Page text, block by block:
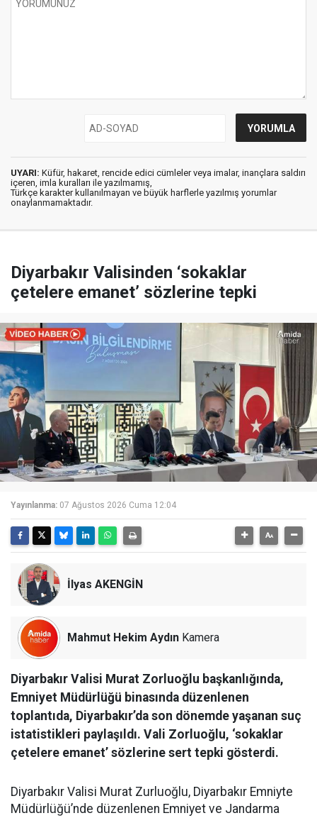
UYARI: Küfür, hakaret, rencide edici cümleler veya imalar, inançlara saldırı
içeren, imla kuralları ile yazılmamış,
Türkçe karakter kullanılmayan ve büyük harflerle yazılmış yorumlar
onaylanmamaktadır.
Diyarbakır Valisinden ‘sokaklar
çetelere emanet’ sözlerine tepki
Yayınlanma: 07 Ağustos 2026 Cuma 12:04
İlyas AKENGİN
Mahmut Hekim Aydın Kamera
Diyarbakır Valisi Murat Zorluoğlu başkanlığında,
Emniyet Müdürlüğü binasında düzenlenen
toplantıda, Diyarbakır’da son dönemde yaşanan suç
istatistikleri paylaşıldı. Vali Zorluoğlu, ‘sokaklar
çetelere emanet’ sözlerine sert tepki gösterdi.
Diyarbakır Valisi Murat Zurluoğlu, Diyarbakır Emniyte
Müdürlüğü’nde düzenlenen Emniyet ve Jandarma